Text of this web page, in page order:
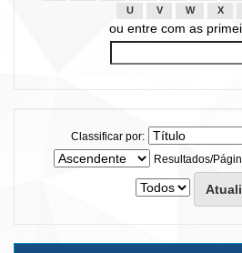
U
V W X
ou entre com as
Classificar por:
Resultados/